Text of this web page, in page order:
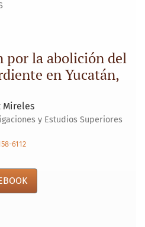
por la abolición del
en Yucatán,
Mireles
y Estudios Superiores
6112